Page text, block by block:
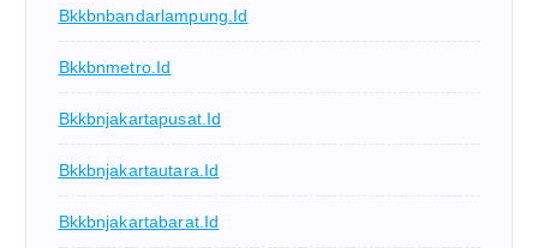
Bkkbnbandarlampung.id
Bkkbnmetro.id
Bkkbnjakartapusat.id
Bkkbnjakartautara.id
Bkkbnjakartabarat.id